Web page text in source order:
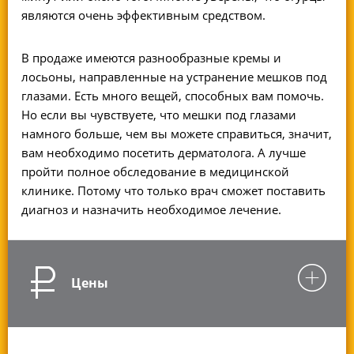
являются очень эффективным средством.
В продаже имеются разнообразные кремы и
лосьоны, направленные на устранение мешков под
глазами. Есть много вещей, способных вам помочь.
Но если вы чувствуете, что мешки под глазами
намного больше, чем вы можете справиться, значит,
вам необходимо посетить дерматолога. А лучше
пройти полное обследование в медицинской
клинике. Потому что только врач сможет поставить
диагноз и назначить необходимое лечение.
Цены